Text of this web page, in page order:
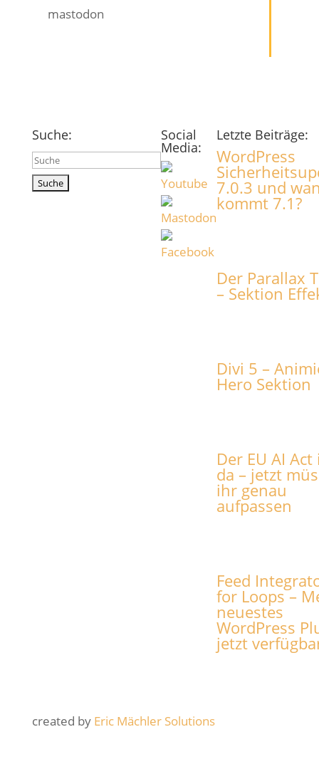
mastodon
Suche:
Suchen
nach:
Social
Media:
Letzte Beiträge:
WordPress
7.0.3 und
kommt 7.1?
Der Parallax
– Sektion
Divi 5 –
Hero Sektion
Der EU AI Act
da – jetzt
ihr genau
aufpassen
Feed
for Loops –
neuestes
WordPress
jetzt
created by Eric Mächler Solutions